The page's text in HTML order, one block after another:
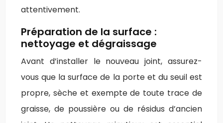
attentivement.
Préparation de la surface :
nettoyage et dégraissage
Avant d’installer le nouveau joint, assurez-
vous que la surface de la porte et du seuil est
propre, sèche et exempte de toute trace de
graisse, de poussière ou de résidus d’ancien